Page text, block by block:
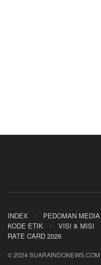
INDEX PEDOMAN
KODE ETIK
VISI & MISI
RATE CARD 2026
© 2024